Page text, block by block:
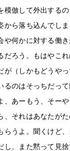
倣して外出する
ら落ち込んでし
何かに対する働
ろう。もはやこ
（しかもどうや
のはそっちだっ
あーもう、そー
それはあなたが
うよ。聞くけど
、また黙って見